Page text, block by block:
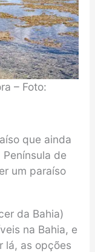
– Foto:
que ainda
de
um paraíso
da Bahia)
na Bahia, e
lá, as opções